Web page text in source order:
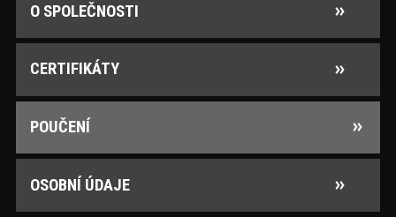
O SPOLEČNOSTI
CERTIFIKÁTY
POUČENÍ
OSOBNÍ ÚDAJE